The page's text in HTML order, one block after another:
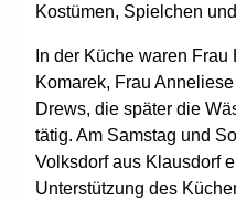
Kostümen, Spielchen
In der Küche waren
Komarek, Frau
Drews, die später die
tätig. Am Samstag und
Volksdorf aus Klausdorf
Unterstützung des